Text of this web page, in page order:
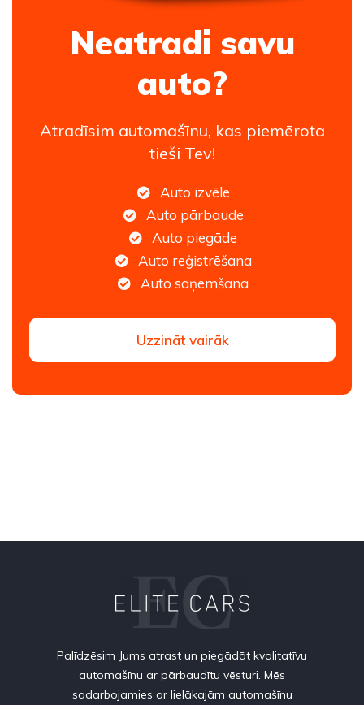
Neatradi savu
auto?
Atradīsim automašīnu, kas piemērota
tieši Tev!
Auto izvēle
Auto pārbaude
Auto piegāde
Auto reģistrēšana
Auto saņemšana
Uzzināt vairāk
Palīdzēsim Jums atrast un piegādāt kvalitatīvu
automašīnu ar pārbaudītu vēsturi. Mēs
sadarbojamies ar lielākajām automašīnu